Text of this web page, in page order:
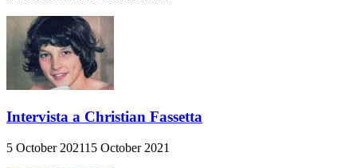
Intervista a Christian Fassetta
5 October 202115 October 2021